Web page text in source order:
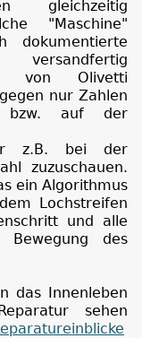
gleichzeitig
"Maschine"
dokumentierte
versandfertig
von Olivetti
nur Zahlen
bzw. auf der
z.B. bei der
zuzuschauen.
ein Algorithmus
Lochstreifen
und alle
Bewegung des
das Innenleben
sehen